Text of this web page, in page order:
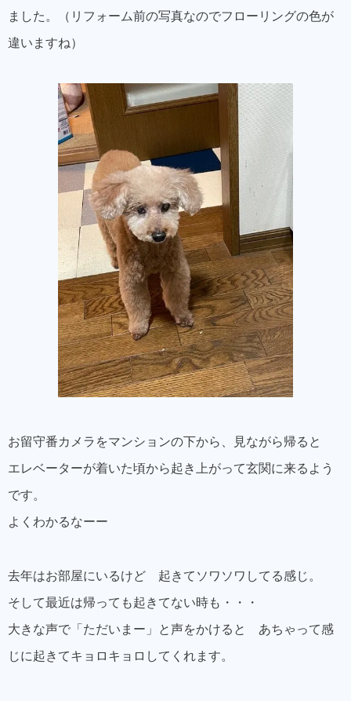
ました。（リフォーム前の写真なのでフローリングの色が
違いますね）
お留守番カメラをマンションの下から、見ながら帰ると
エレベーターが着いた頃から起き上がって玄関に来るよう
です。
よくわかるなーー
去年はお部屋にいるけど 起きてソワソワしてる感じ。
そして最近は帰っても起きてない時も・・・
大きな声で「ただいまー」と声をかけると あちゃって感
じに起きてキョロキョロしてくれます。